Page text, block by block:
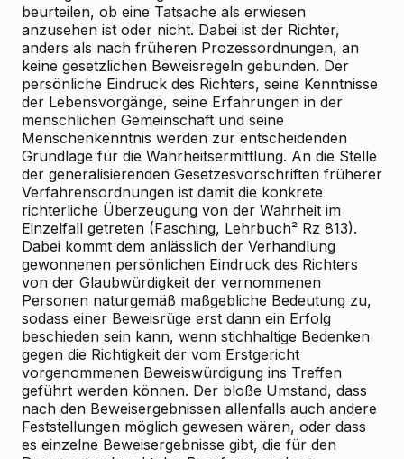
beurteilen, ob eine Tatsache als erwiesen
anzusehen ist oder nicht. Dabei ist der Richter,
anders als nach früheren Prozessordnungen, an
keine gesetzlichen Beweisregeln gebunden. Der
persönliche Eindruck des Richters, seine Kenntnisse
der Lebensvorgänge, seine Erfahrungen in der
menschlichen Gemeinschaft und seine
Menschenkenntnis werden zur entscheidenden
Grundlage für die Wahrheitsermittlung. An die Stelle
der generalisierenden Gesetzesvorschriften früherer
Verfahrensordnungen ist damit die konkrete
richterliche Überzeugung von der Wahrheit im
Einzelfall getreten (Fasching, Lehrbuch² Rz 813).
Dabei kommt dem anlässlich der Verhandlung
gewonnenen persönlichen Eindruck des Richters
von der Glaubwürdigkeit der vernommenen
Personen naturgemäß maßgebliche Bedeutung zu,
sodass einer Beweisrüge erst dann ein Erfolg
beschieden sein kann, wenn stichhaltige Bedenken
gegen die Richtigkeit der vom Erstgericht
vorgenommenen Beweiswürdigung ins Treffen
geführt werden können. Der bloße Umstand, dass
nach den Beweisergebnissen allenfalls auch andere
Feststellungen möglich gewesen wären, oder dass
es einzelne Beweisergebnisse gibt, die für den